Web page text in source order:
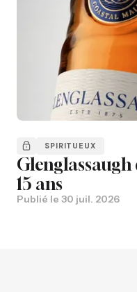
SPIRITUEUX
Glenglassaugh
15 ans
Publié le 30 juil. 2026